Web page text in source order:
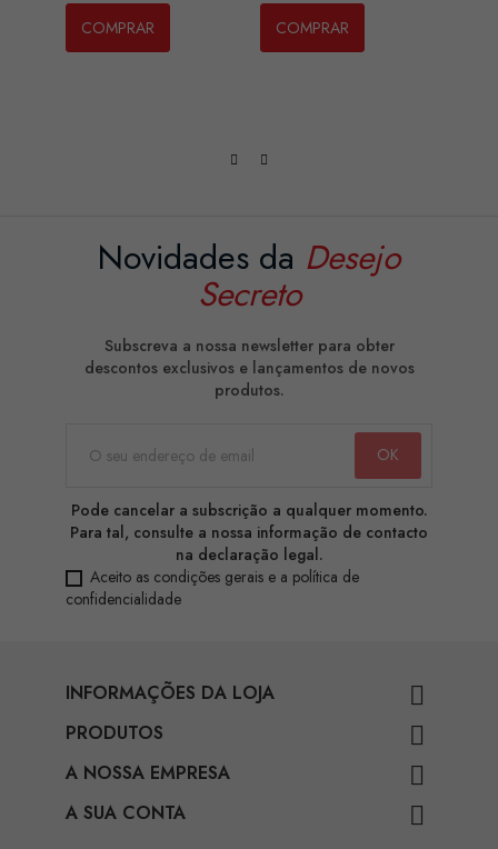
COMPRAR COMPRAR
Novidades da Desejo
Secreto
Subscreva a nossa newsletter para obter
descontos exclusivos e lançamentos de novos
produtos.
Pode cancelar a subscrição a qualquer momento.
Para tal, consulte a nossa informação de contacto
na declaração legal.
Aceito as condições gerais e a política de
confidencialidade
INFORMAÇÕES DA LOJA 
PRODUTOS 
A NOSSA EMPRESA 
A SUA CONTA 